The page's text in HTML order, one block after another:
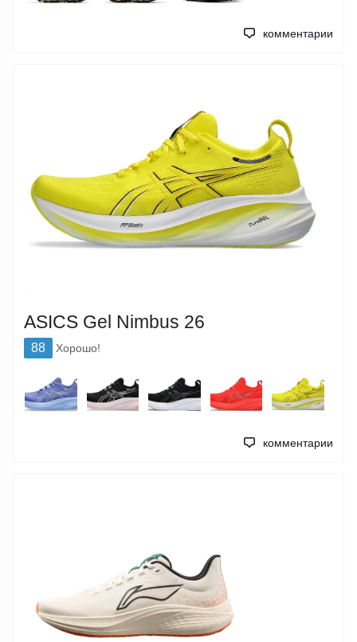
комментарии
ASICS Gel Nimbus 26
88 Хорошо!
комментарии